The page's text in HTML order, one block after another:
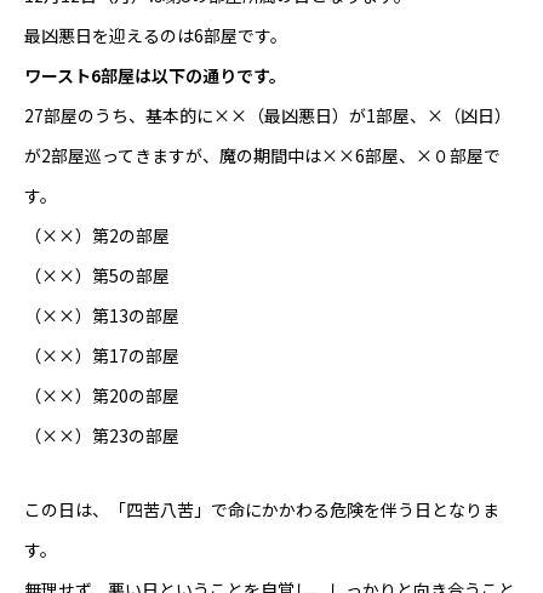
最凶悪日を迎えるのは6部屋です。
ワースト6部屋は以下の通りです。
27部屋のうち、基本的に××（最凶悪日）が1部屋、×（凶日）
が2部屋巡ってきますが、魔の期間中は××6部屋、×０部屋で
す。
（××）第2の部屋
（××）第5の部屋
（××）第13の部屋
（××）第17の部屋
（××）第20の部屋
（××）第23の部屋
この日は、「四苦八苦」で命にかかわる危険を伴う日となりま
す。